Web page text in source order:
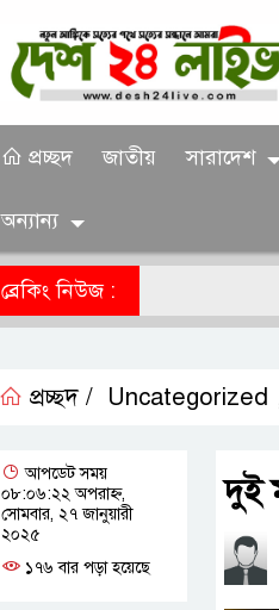
প্রচ্ছদ জাতীয় সারাদেশ
অন্যান্য
ব্রেকিং নিউজ :
প্রচ্ছদ / Uncategorized
দুই
আপডেট সময়
০৮:০৬:২২ অপরাহ্ন,
সোমবার, ২৭ জানুয়ারী
২০২৫
১৭৬ বার পড়া হয়েছে